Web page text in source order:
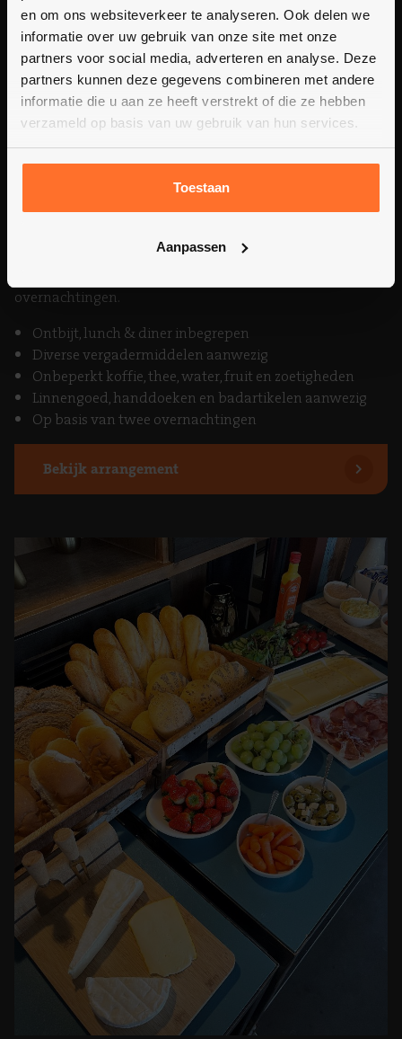
en om ons websiteverkeer te analyseren. Ook delen we
informatie over uw gebruik van onze site met onze
partners voor social media, adverteren en analyse. Deze
partners kunnen deze gegevens combineren met andere
informatie die u aan ze heeft verstrekt of die ze hebben
verzameld op basis van uw gebruik van hun services.
Toestaan
Aanpassen
Vergaderarrangement met twee
€ 327,- p.p. (prijs is gebaseerd op een min. van 10
overnachtingen.
Ontbijt, lunch & diner inbegrepen
Diverse vergadermiddelen aanwezig
Onbeperkt koffie, thee, water, fruit en zoetigheden
Linnengoed, handdoeken en badartikelen aanwezig
Op basis van twee overnachtingen
Bekijk arrangement